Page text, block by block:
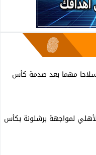
مهما بعد صدمة كأس
لمواجهة برشلونة بكأس